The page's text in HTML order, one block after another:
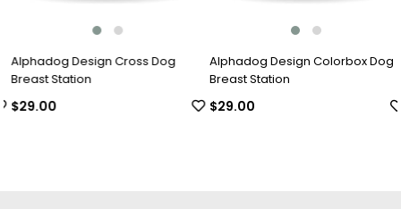
Alphadog Design Cross Dog
Breast Station
$29.00
Alphadog Design Colorbox Dog
Breast Station
$29.00